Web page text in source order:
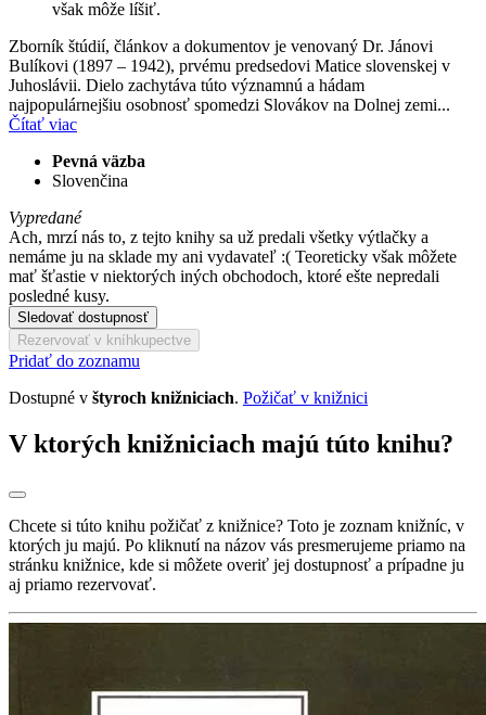
však môže líšiť.
Zborník štúdií, článkov a dokumentov je venovaný Dr. Jánovi
Bulíkovi (1897 – 1942), prvému predsedovi Matice slovenskej v
Juhoslávii. Dielo zachytáva túto významnú a hádam
najpopulárnejšiu osobnosť spomedzi Slovákov na Dolnej zemi...
Čítať viac
Pevná väzba
Slovenčina
Vypredané
Ach, mrzí nás to, z tejto knihy sa už predali všetky výtlačky a
nemáme ju na sklade my ani vydavateľ :( Teoreticky však môžete
mať šťastie v niektorých iných obchodoch, ktoré ešte nepredali
posledné kusy.
Sledovať dostupnosť
Rezervovať v kníhkupectve
Pridať do zoznamu
Dostupné v štyroch knižniciach. Požičať v knižnici
V ktorých knižniciach majú túto knihu?
Chcete si túto knihu požičať z knižnice? Toto je zoznam knižníc, v
ktorých ju majú. Po kliknutí na názov vás presmerujeme priamo na
stránku knižnice, kde si môžete overiť jej dostupnosť a prípadne ju
aj priamo rezervovať.